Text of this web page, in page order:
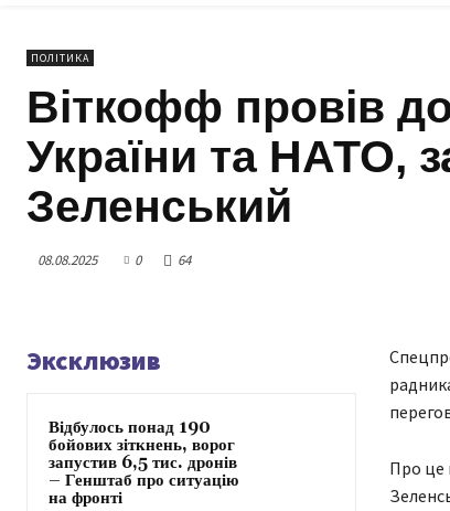
ПОЛІТИКА
Віткофф провів
України та НАТО,
Зеленський
08.08.2025 0 64
Эксклюзив
Відбулось понад 190
бойових зіткнень, ворог
запустив 6,5 тис. дронів
– Генштаб про ситуацію
на фронті
Про це